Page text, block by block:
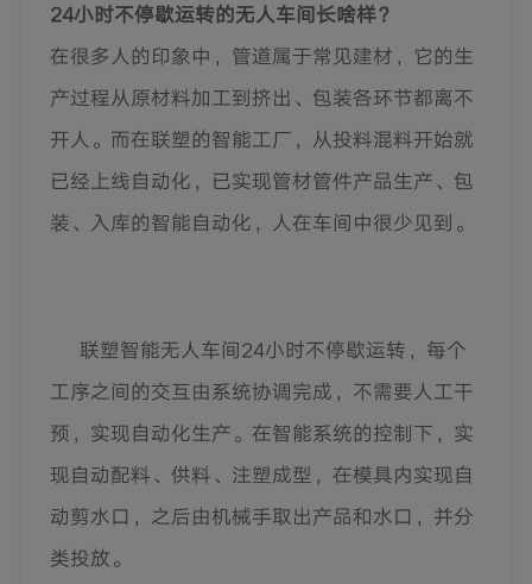
24小时不停歇运转的无人车间长啥样？
在很多人的印象中，管道属于常见建材，它的生
产过程从原材料加工到挤出、包装各环节都离不
开人。而在联塑的智能工厂，从投料混料开始就
已经上线自动化，已实现管材管件产品生产、包
装、入库的智能自动化，人在车间中很少见到。
联塑智能无人车间24小时不停歇运转，每个
工序之间的交互由系统协调完成，不需要人工干
预，实现自动化生产。在智能系统的控制下，实
现自动配料、供料、注塑成型，在模具内实现自
动剪水口，之后由机械手取出产品和水口，并分
类投放。